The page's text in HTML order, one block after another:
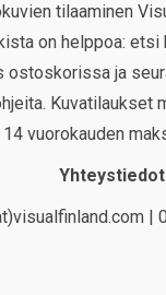
tilaaminen
on helppoa: etsi
ostoskorissa ja
Kuvatilaukset
14 vuorokauden
Yhteystiedot
|